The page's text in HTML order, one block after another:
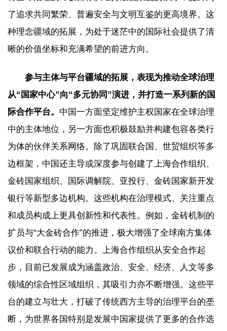
了追求共同繁荣、普遍安全与文明互鉴的更高境界。这
种理念疆域的拓展，为处于迷茫中的国际社会提供了清
晰的价值坐标和充满希望的前进方向。
参与主体与平台疆域的拓展，表现为推动全球治理
从“国家中心”向“多元协同”演进，并打造一系列新的国
际合作平台。 中国一方面坚定维护主权国家在全球治理
中的主体地位，另一方面也积极鼓励并构建包容各类行
为体的伙伴关系网络。除了巩固联合国、世贸组织等多
边框架，中国还主导或深度参与创建了上海合作组织、
金砖国家组织、国际调解院、亚投行、金砖国家新开发
银行等新型多边机构。这些机构在治理模式、关注重点
和成员构成上更具创新性和代表性。例如，金砖机制的
扩员与“大金砖合作”的推进，极大增强了全球南方集体
议价和联合行动的能力。上海合作组织从安全合作起
步，目前已发展成为涵盖政治、安全、经济、人文等多
领域的综合性区域组织，其吸引力亦不断增强。这些平
台的建立与壮大，打破了传统西方主导的治理平台的垄
断，为世界各国特别是发展中国家提供了更多的合作选